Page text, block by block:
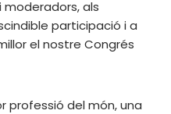
als
participació i a
el nostre Congrés
professió del món, una